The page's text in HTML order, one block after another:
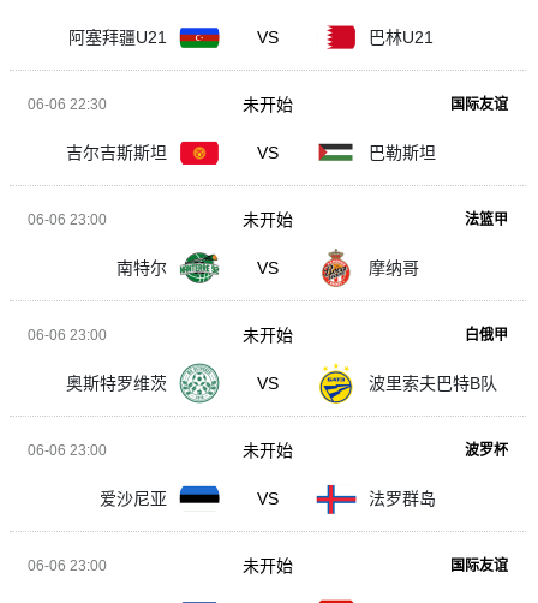
阿塞拜疆U21 VS 巴林U21
06-06 22:30 国际友谊
吉尔吉斯斯坦 VS 巴勒斯坦
未开始
06-06 23:00 法篮甲
南特尔 VS 摩纳哥
未开始
06-06 23:00 白俄甲
奥斯特罗维茨 VS 波里索夫巴特B队
未开始
06-06 23:00 波罗杯
爱沙尼亚 VS 法罗群岛
未开始
06-06 23:00 国际友谊
未开始